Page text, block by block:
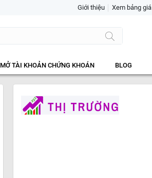
Giới thiệu Xem bảng giá
MỞ TÀI KHOẢN CHỨNG KHOÁN BLOG